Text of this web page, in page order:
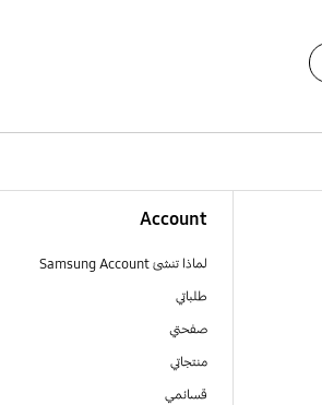
Account
لماذا تنشئ Samsung Account
طلباتي
صفحتي
منتجاتي
قسائمي